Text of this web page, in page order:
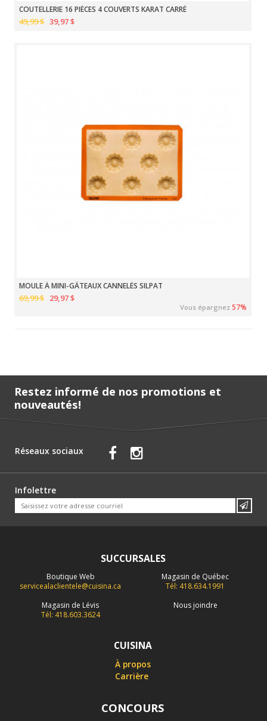
COUTELLERIE 16 PIÈCES 4 COUVERTS KARAT CARRÉ
49,99 $ 39,97 $
MOULE À MINI-GÂTEAUX CANNELÉS SILPAT
69,99 $ 29,97 $
Vous épargnez57%
Restez informé de nos promotions et
nouveautés!
Réseaux sociaux
Infolettre
SUCCURSALES
Boutique Web
servicealaclientele@cuisina.ca
Magasin de Québec
Tél: 418.634.1991
Magasin de Lévis
Tél: 418.603.3624
Nous joindre
CUISINA
À propos
Carrière
CONCOURS